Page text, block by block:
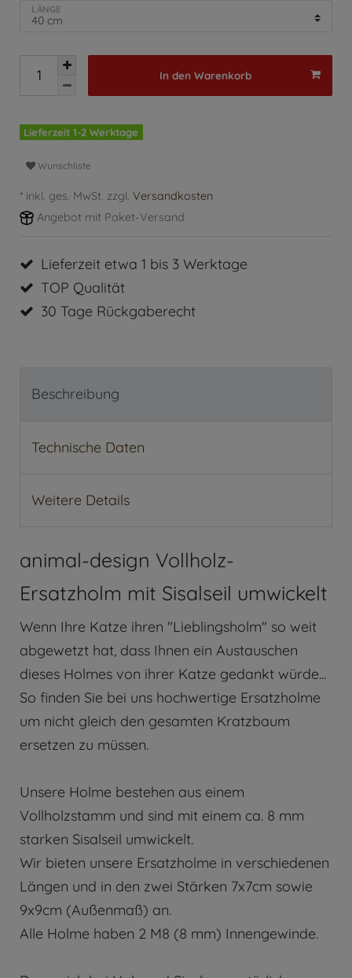
LÄNGE
In den Warenkorb
Lieferzeit 1-2 Werktage
Wunschliste
* inkl. ges. MwSt. zzgl. Versandkosten
Angebot mit Paket-Versand
Lieferzeit etwa 1 bis 3 Werktage
TOP Qualität
30 Tage Rückgaberecht
Beschreibung
Technische Daten
Weitere Details
animal-design Vollholz-
Ersatzholm mit Sisalseil umwickelt
Wenn Ihre Katze ihren "Lieblingsholm" so weit
abgewetzt hat, dass Ihnen ein Austauschen
dieses Holmes von ihrer Katze gedankt würde...
So finden Sie bei uns hochwertige Ersatzholme
um nicht gleich den gesamten Kratzbaum
ersetzen zu müssen.
Unsere Holme bestehen aus einem
Vollholzstamm und sind mit einem ca. 8 mm
starken Sisalseil umwickelt.
Wir bieten unsere Ersatzholme in verschiedenen
Längen und in den zwei Stärken 7x7cm sowie
9x9cm (Außenmaß) an.
Alle Holme haben 2 M8 (8 mm) Innengewinde.